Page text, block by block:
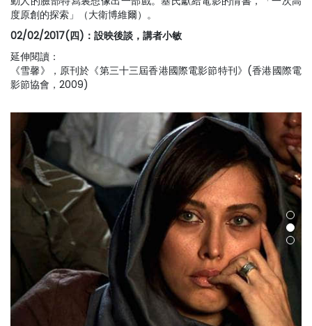
度原創的探索」（大衛博維爾）。
02/02/2017(四)：設映後談，講者小敏
延伸閱讀：
《雪馨》
，原刊於《第三十三屆香港國際電影節特刊》(香港國際電
影節協會，2009)